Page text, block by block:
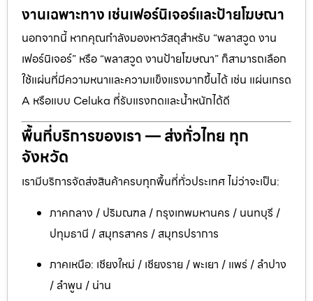
งานเฉพาะทาง เช่นเฟอร์นิเจอร์และป้ายโฆษณา
นอกจากนี้ หากคุณกำลังมองหาวัสดุสำหรับ “พลาสวูด งาน
เฟอร์นิเจอร์” หรือ “พลาสวูด งานป้ายโฆษณา” ก็สามารถเลือก
ใช้แผ่นที่มีความหนาและความแข็งแรงมากขึ้นได้ เช่น แผ่นเกรด
A หรือแบบ Celuka ที่รับแรงกดและน้ำหนักได้ดี
พื้นที่บริการของเรา — ส่งทั่วไทย ทุก
จังหวัด
เรามีบริการจัดส่งสินค้าครบทุกพื้นที่ทั่วประเทศ ไม่ว่าจะเป็น:
ภาคกลาง / ปริมณฑล / กรุงเทพมหานคร / นนทบุรี /
ปทุมธานี / สมุทรสาคร / สมุทรปราการ
ภาคเหนือ: เชียงใหม่ / เชียงราย / พะเยา / แพร่ / ลำปาง
/ ลำพูน / น่าน